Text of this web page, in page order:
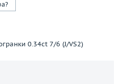
0.34ct 7/6 (J/VS2)